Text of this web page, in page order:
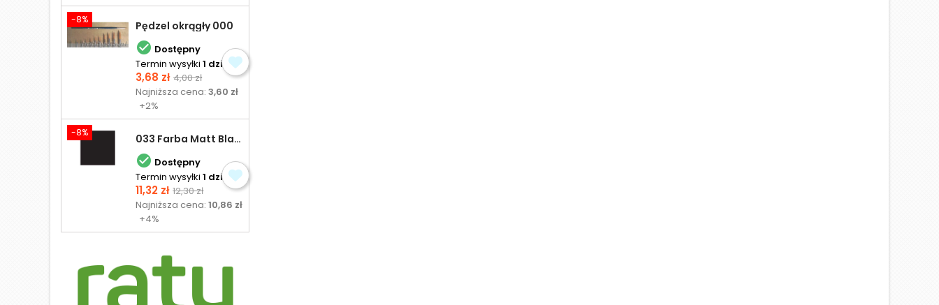
-8% Pędzel okrągły 000
 Dostępny
Termin wysyłki 1 dzień
Cena
3,68 zł Cena
podstawowa
4,00 zł
Najniższa cena:3,60 zł
+2%
-8% 033 Farba Matt Black - olejna
 Dostępny
Termin wysyłki 1 dzień
Cena
11,32 zł Cena
podstawowa
12,30 zł
Najniższa cena:10,86 zł
+4%